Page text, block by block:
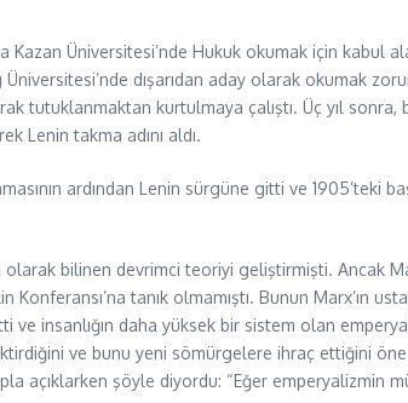
Kazan Üniversitesi’nde Hukuk okumak için kabul
Üniversitesi’nde dışarıdan aday olarak okumak
tutuklanmaktan kurtulmaya çalıştı. Üç yıl sonra,
Lenin takma adını aldı.
ardından Lenin sürgüne gitti ve 1905’teki
olarak bilinen devrimci teoriyi geliştirmişti. Ancak
Konferansı’na tanık olmamıştı. Bunun Marx’ın
ve insanlığın daha yüksek bir sistem olan
ve bunu yeni sömürgelere ihraç ettiğini öne
açıklarken şöyle diyordu: “Eğer emperyalizmin